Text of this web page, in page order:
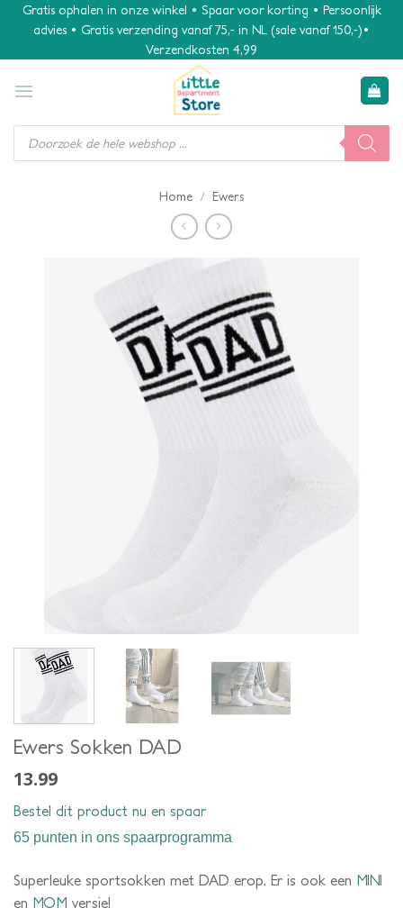
Gratis ophalen in onze winkel • Spaar voor korting • Persoonlijk
advies • Gratis verzending vanaf 75,- in NL (sale vanaf 150,-)•
Verzendkosten 4,99
Producten
zoeken
Home / Ewers
Ewers Sokken DAD
13.99
Bestel dit product nu en spaar
65 punten in ons spaarprogramma
Superleuke sportsokken met DAD erop. Er is ook een MINI
en MOM versie!